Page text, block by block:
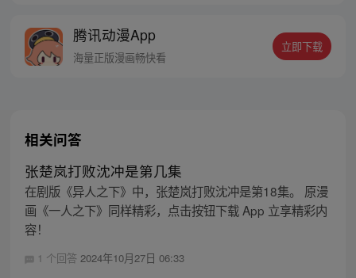
密，张楚岚的生活被彻底颠覆，与冯宝宝一
同踏上“异人”之旅。
腾讯动漫App
海量正版漫画畅快看
立即下载
相关问答
张楚岚打败沈冲是第几集
在剧版《异人之下》中，张楚岚打败沈冲是第18集。 原漫
画《一人之下》同样精彩，点击按钮下载 App 立享精彩内
容！
1 个回答 2024年10月27日 06:33